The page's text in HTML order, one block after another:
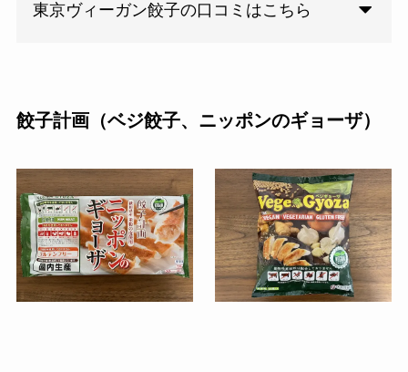
東京ヴィーガン餃子の口コミはこちら
餃子計画（ベジ餃子、ニッポンのギョーザ）